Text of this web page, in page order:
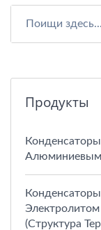
Продукты
(структура